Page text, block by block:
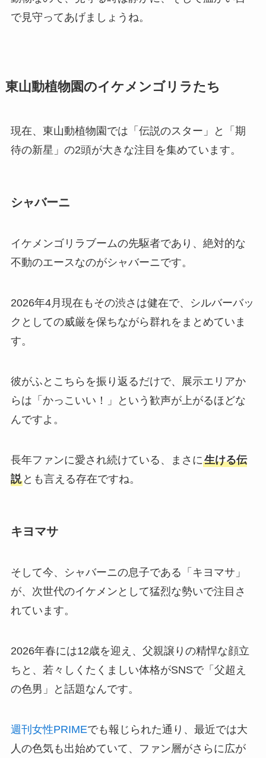
で見守ってあげましょうね。
東山動植物園のイケメンゴリラたち
現在、東山動植物園では「伝説のスター」と「期
待の新星」の2頭が大きな注目を集めています。
シャバーニ
イケメンゴリラブームの先駆者であり、絶対的な
不動のエースなのがシャバーニです。
2026年4月現在もその渋さは健在で、シルバーバッ
クとしての威厳を保ちながら群れをまとめていま
す。
彼がふとこちらを振り返るだけで、展示エリアか
らは「かっこいい！」という歓声が上がるほどな
んですよ。
長年ファンに愛され続けている、まさに生ける伝
説とも言える存在ですね。
キヨマサ
そして今、シャバーニの息子である「キヨマサ」
が、次世代のイケメンとして猛烈な勢いで注目さ
れています。
2026年春には12歳を迎え、父親譲りの精悍な顔立
ちと、若々しくたくましい体格がSNSで「父超え
の色男」と話題なんです。
週刊女性PRIMEでも報じられた通り、最近では大
人の色気も出始めていて、ファン層がさらに広が